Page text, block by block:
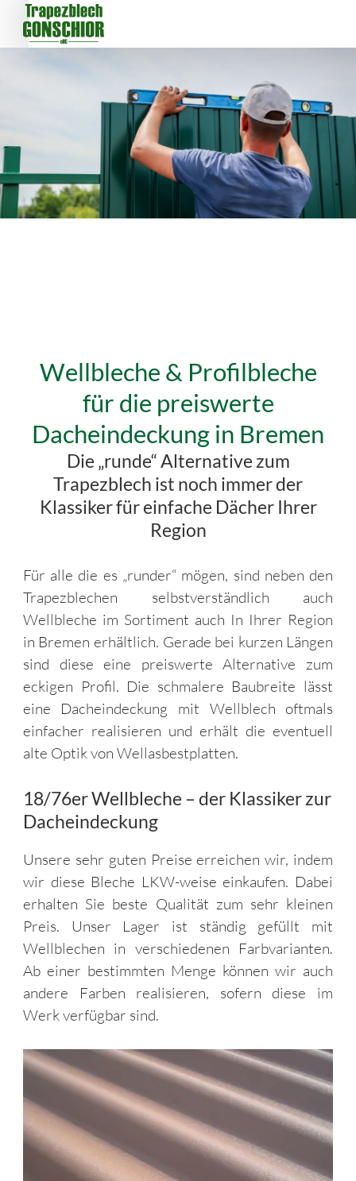
Wellbleche & Profilbleche
für die preiswerte
Dacheindeckung in Bremen
Die „runde“ Alternative zum
Trapezblech ist noch immer der
Klassiker für einfache Dächer Ihrer
Region
Für alle die es „runder“ mögen, sind neben den
Trapezblechen selbstverständlich auch
Wellbleche im Sortiment auch In Ihrer Region
in Bremen erhältlich. Gerade bei kurzen Längen
sind diese eine preiswerte Alternative zum
eckigen Profil. Die schmalere Baubreite lässt
eine Dacheindeckung mit Wellblech oftmals
einfacher realisieren und erhält die eventuell
alte Optik von Wellasbestplatten.
18/76er Wellbleche – der Klassiker zur
Dacheindeckung
Unsere sehr guten Preise erreichen wir, indem
wir diese Bleche LKW-weise einkaufen. Dabei
erhalten Sie beste Qualität zum sehr kleinen
Preis. Unser Lager ist ständig gefüllt mit
Wellblechen in verschiedenen Farbvarianten.
Ab einer bestimmten Menge können wir auch
andere Farben realisieren, sofern diese im
Werk verfügbar sind.